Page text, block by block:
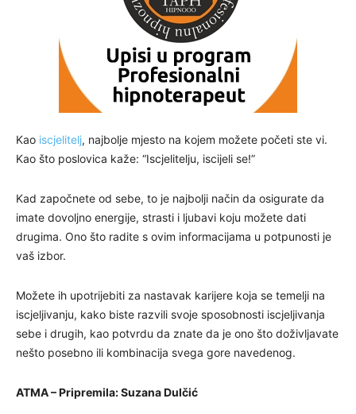
Kao iscjelitelj, najbolje mjesto na kojem možete početi ste vi.
Kao što poslovica kaže: “Iscjelitelju, iscijeli se!”
Kad započnete od sebe, to je najbolji način da osigurate da
imate dovoljno energije, strasti i ljubavi koju možete dati
drugima. Ono što radite s ovim informacijama u potpunosti je
vaš izbor.
Možete ih upotrijebiti za nastavak karijere koja se temelji na
iscjeljivanju, kako biste razvili svoje sposobnosti iscjeljivanja
sebe i drugih, kao potvrdu da znate da je ono što doživljavate
nešto posebno ili kombinacija svega gore navedenog.
ATMA – Pripremila: Suzana Dulčić